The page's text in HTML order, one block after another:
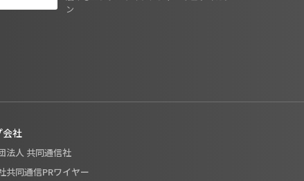
ン
会社
法人 共同通信社
共同通信PRワイヤー